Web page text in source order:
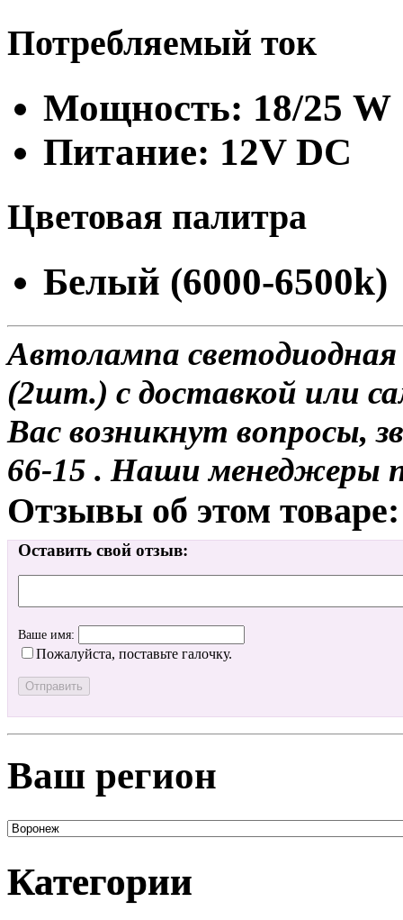
Потребляемый ток
Мощность: 18/25 W
Питание: 12V DC
Цветовая палитра
Белый (6000-6500k)
Автолампа
(2шт.) с доставкой или
Вас возникнут вопросы,
66-15 . Наши менеджеры
Отзывы об этом товаре:
Оставить свой отзыв:
Ваше имя:
Пожалуйста, поставьте галочку.
Ваш регион
Категории